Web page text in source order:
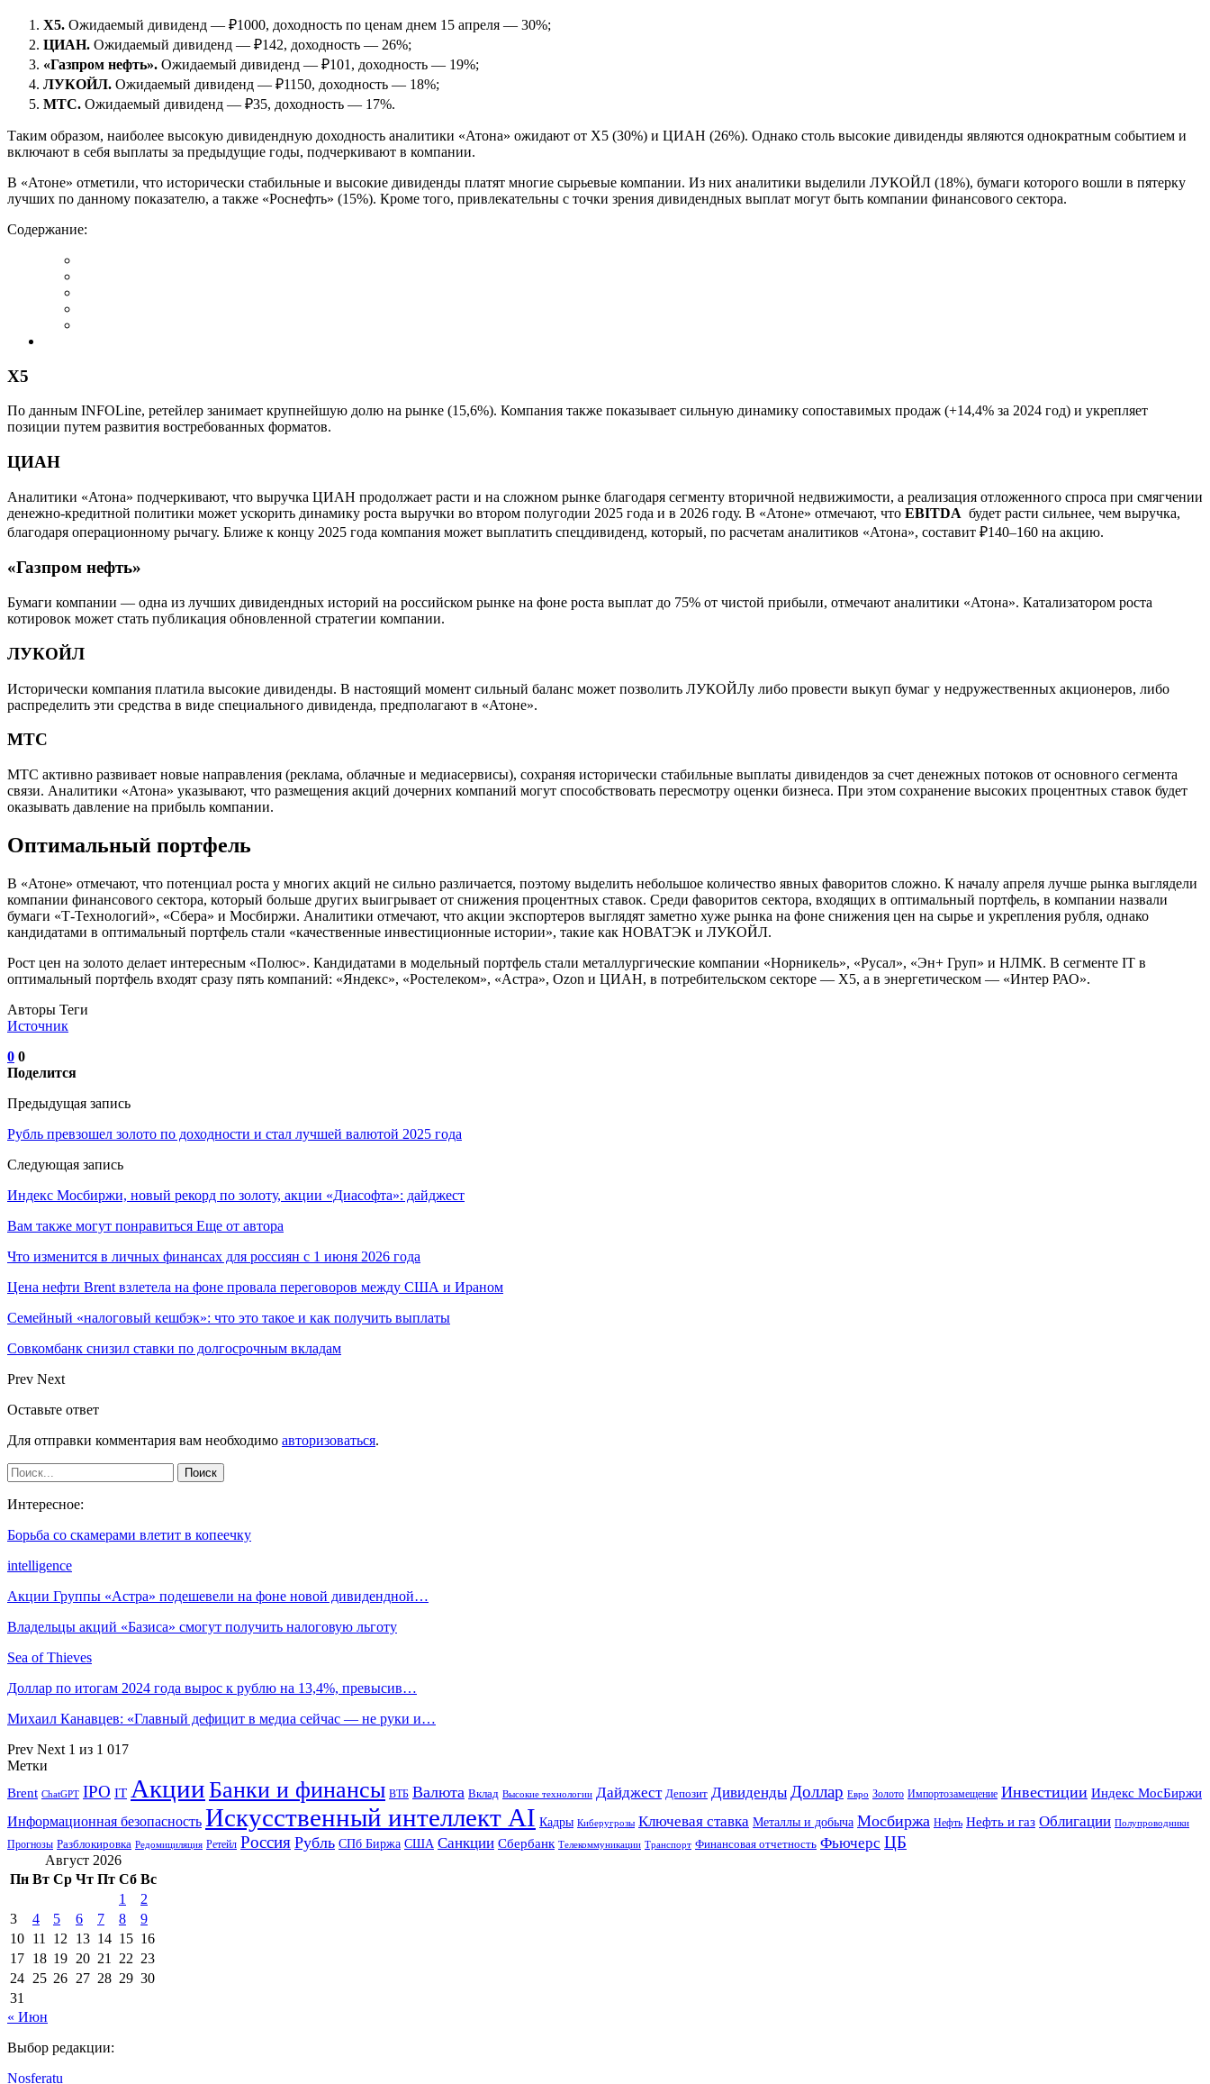
X5. Ожидаемый дивиденд — ₽1000, доходность по ценам днем 15 апреля — 30%;
ЦИАН. Ожидаемый дивиденд — ₽142, доходность — 26%;
«Газпром нефть». Ожидаемый дивиденд — ₽101, доходность — 19%;
ЛУКОЙЛ. Ожидаемый дивиденд — ₽1150, доходность — 18%;
МТС. Ожидаемый дивиденд — ₽35, доходность — 17%.
Таким образом, наиболее высокую дивидендную доходность аналитики «Атона» ожидают от Х5 (30%) и ЦИАН (26%). Однако столь высокие дивиденды являются однократным событием и
включают в себя выплаты за предыдущие годы, подчеркивают в компании.
В «Атоне» отметили, что исторически стабильные и высокие дивиденды платят многие сырьевые компании. Из них аналитики выделили ЛУКОЙЛ (18%), бумаги которого вошли в пятерку
лучших по данному показателю, а также «Роснефть» (15%). Кроме того, привлекательны с точки зрения дивидендных выплат могут быть компании финансового сектора.
Содержание:
Х5
По данным INFOLine, ретейлер занимает крупнейшую долю на рынке (15,6%). Компания также показывает сильную динамику сопоставимых продаж (+14,4% за 2024 год) и укрепляет
позиции путем развития востребованных форматов.
ЦИАН
Аналитики «Атона» подчеркивают, что выручка ЦИАН продолжает расти и на сложном рынке благодаря сегменту вторичной недвижимости, а реализация отложенного спроса при смягчении
денежно-кредитной политики может ускорить динамику роста выручки во втором полугодии 2025 года и в 2026 году. В «Атоне» отмечают, что EBITDA будет расти сильнее, чем выручка,
благодаря операционному рычагу. Ближе к концу 2025 года компания может выплатить спецдивиденд, который, по расчетам аналитиков «Атона», составит ₽140–160 на акцию.
«Газпром нефть»
Бумаги компании — одна из лучших дивидендных историй на российском рынке на фоне роста выплат до 75% от чистой прибыли, отмечают аналитики «Атона». Катализатором роста
котировок может стать публикация обновленной стратегии компании.
ЛУКОЙЛ
Исторически компания платила высокие дивиденды. В настоящий момент сильный баланс может позволить ЛУКОЙЛу либо провести выкуп бумаг у недружественных акционеров, либо
распределить эти средства в виде специального дивиденда, предполагают в «Атоне».
МТС
МТС активно развивает новые направления (реклама, облачные и медиасервисы), сохраняя исторически стабильные выплаты дивидендов за счет денежных потоков от основного сегмента
связи. Аналитики «Атона» указывают, что размещения акций дочерних компаний могут способствовать пересмотру оценки бизнеса. При этом сохранение высоких процентных ставок будет
оказывать давление на прибыль компании.
Оптимальный портфель
В «Атоне» отмечают, что потенциал роста у многих акций не сильно различается, поэтому выделить небольшое количество явных фаворитов сложно. К началу апреля лучше рынка выглядели
компании финансового сектора, который больше других выигрывает от снижения процентных ставок. Среди фаворитов сектора, входящих в оптимальный портфель, в компании назвали
бумаги «Т-Технологий», «Сбера» и Мосбиржи. Аналитики отмечают, что акции экспортеров выглядят заметно хуже рынка на фоне снижения цен на сырье и укрепления рубля, однако
кандидатами в оптимальный портфель стали «качественные инвестиционные истории», такие как НОВАТЭК и ЛУКОЙЛ.
Рост цен на золото делает интересным «Полюс». Кандидатами в модельный портфель стали металлургические компании «Норникель», «Русал», «Эн+ Груп» и НЛМК. В сегменте IT в
оптимальный портфель входят сразу пять компаний: «Яндекс», «Ростелеком», «Астра», Ozon и ЦИАН, в потребительском секторе — Х5, а в энергетическом — «Интер РАО».
Авторы Теги
Источник
0 0
Поделится
Предыдущая запись
Рубль превзошел золото по доходности и стал лучшей валютой 2025 года
Следующая запись
Индекс Мосбиржи, новый рекорд по золоту, акции «Диасофта»: дайджест
Вам также могут понравиться Еще от автора
Что изменится в личных финансах для россиян с 1 июня 2026 года
Цена нефти Brent взлетела на фоне провала переговоров между США и Ираном
Семейный «налоговый кешбэк»: что это такое и как получить выплаты
Совкомбанк снизил ставки по долгосрочным вкладам
Prev Next
Оставьте ответ
Для отправки комментария вам необходимо авторизоваться.
Интересное:
Борьба со скамерами влетит в копеечку
intelligence
Акции Группы «Астра» подешевели на фоне новой дивидендной…
Владельцы акций «Базиса» смогут получить налоговую льготу
Sea of Thieves
Доллар по итогам 2024 года вырос к рублю на 13,4%, превысив…
Михаил Канавцев: «Главный дефицит в медиа сейчас — не руки и…
Prev Next 1 из 1 017
Метки
Brent ChatGPT IPO IT АкцииБанки и финансы ВТБ Валюта Вклад Высокие технологии Дайджест Депозит Дивиденды Доллар Евро Золото Импортозамещение Инвестиции Индекс МосБиржи
Информационная безопасность Искусственный интеллект AI Кадры Киберугрозы Ключевая ставка Металлы и добыча Мосбиржа Нефть Нефть и газ Облигации Полупроводники
Прогнозы Разблокировка Редомициляция Ретейл Россия Рубль СПб Биржа США Санкции Сбербанк Телекоммуникации Транспорт Финансовая отчетность Фьючерс ЦБ
Август 2026
Пн Вт Ср Чт Пт Сб Вс
1
2
3
4 5 6 7 8
9
10 11 12 13 14 15 16
17 18 19 20 21 22 23
24 25 26 27 28 29 30
31
« Июн
Выбор редакции:
Nosferatu